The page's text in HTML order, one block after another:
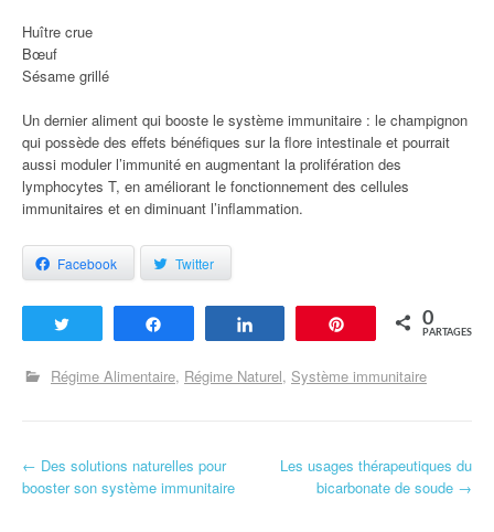
Huître crue
Bœuf
Sésame grillé
Un dernier aliment qui booste le système immunitaire : le champignon
qui possède des effets bénéfiques sur la flore intestinale et pourrait
aussi moduler l’immunité en augmentant la prolifération des
lymphocytes T, en améliorant le fonctionnement des cellules
immunitaires et en diminuant l’inflammation.
Facebook Twitter
Enregistrer
0
PARTAGES
Régime Alimentaire Régime Naturel Système immunitaire
Navigation d'article
← Des solutions naturelles pour
booster son système immunitaire
Les usages thérapeutiques du
bicarbonate de soude →